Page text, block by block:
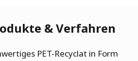
& Verfahren
PET-Recyclat in Form